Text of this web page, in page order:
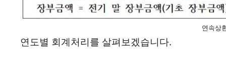
연속상
연도별 회계처리를 살펴보겠습니다.